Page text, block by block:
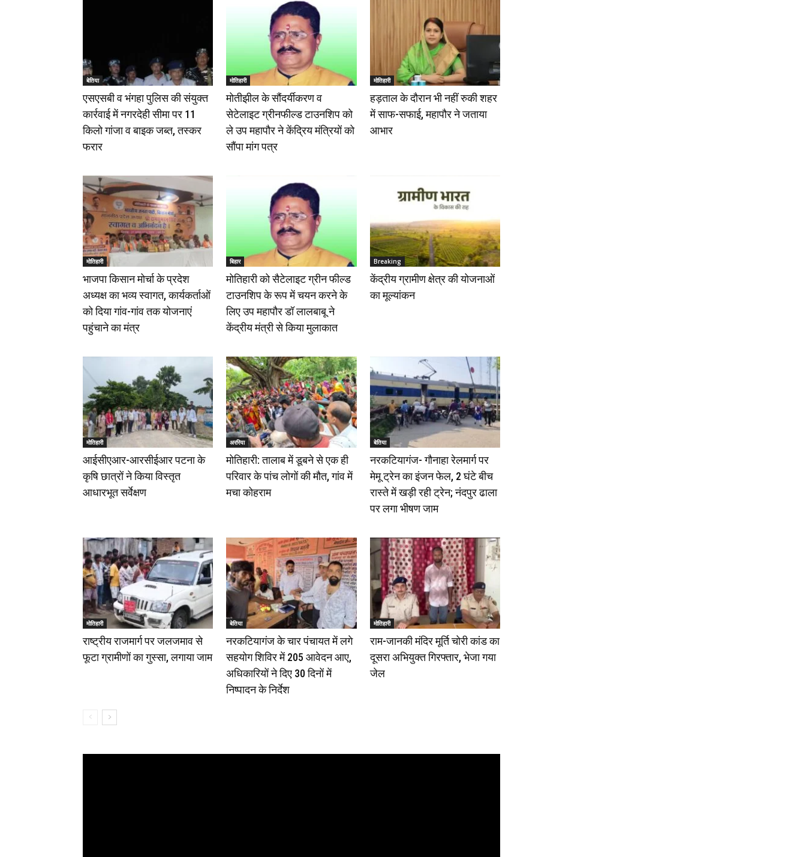
बेतिया
एसएसबी व भंगहा पुलिस की संयुक्त
कार्रवाई में नगरदेही सीमा पर 11
किलो गांजा व बाइक जब्त, तस्कर
फरार
मोतिहारी
मोतीझील के सौंदर्यीकरण व
सेटेलाइट ग्रीनफील्ड टाउनशिप को
ले उप महापौर ने केंद्रिय मंत्रियों को
सौंपा मांग पत्र
मोतिहारी
हड़ताल के दौरान भी नहीं रुकी शहर
में साफ-सफाई, महापौर ने जताया
आभार
मोतिहारी
भाजपा किसान मोर्चा के प्रदेश
अध्यक्ष का भव्य स्वागत, कार्यकर्ताओं
को दिया गांव-गांव तक योजनाएं
पहुंचाने का मंत्र
बिहार
मोतिहारी को सैटेलाइट ग्रीन फील्ड
टाउनशिप के रूप में चयन करने के
लिए उप महापौर डॉ लालबाबू ने
केंद्रीय मंत्री से किया मुलाकात
Breaking
केंद्रीय ग्रामीण क्षेत्र की योजनाओं
का मूल्यांकन
मोतिहारी
आईसीएआर-आरसीईआर पटना के
कृषि छात्रों ने किया विस्तृत
आधारभूत सर्वेक्षण
अररिया
मोतिहारी: तालाब में डूबने से एक ही
परिवार के पांच लोगों की मौत, गांव में
मचा कोहराम
बेतिया
नरकटियागंज- गौनाहा रेलमार्ग पर
मेमू ट्रेन का इंजन फेल, 2 घंटे बीच
रास्ते में खड़ी रही ट्रेन; नंदपुर ढाला
पर लगा भीषण जाम
मोतिहारी
राष्ट्रीय राजमार्ग पर जलजमाव से
फूटा ग्रामीणों का गुस्सा, लगाया जाम
बेतिया
नरकटियागंज के चार पंचायत में लगे
सहयोग शिविर में 205 आवेदन आए,
अधिकारियों ने दिए 30 दिनों में
निष्पादन के निर्देश
मोतिहारी
राम-जानकी मंदिर मूर्ति चोरी कांड का
दूसरा अभियुक्त गिरफ्तार, भेजा गया
जेल